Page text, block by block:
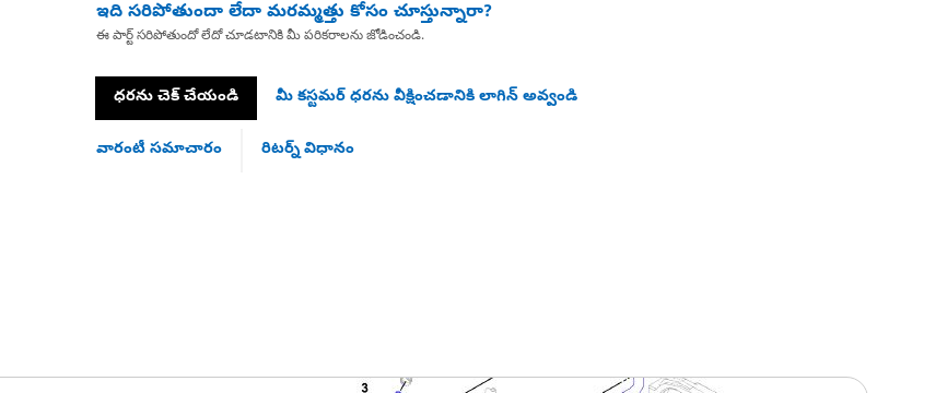
ఇది సరిపోతుందా లేదా మరమ్మత్తు కోసం చూస్తున్నారా?
ఈ పార్ట్ సరిపోతుందో లేదో చూడటానికి మీ పరికరాలను జోడించండి.
ధరను చెక్ చేయండి మీ కస్టమర్ ధరను వీక్షించడానికి లాగిన్ అవ్వండి
వారంటీ సమాచారం రిటర్న్ విధానం